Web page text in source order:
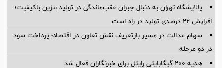
پالایشگاه تهران به دنبال جبران عقب‌ماندگی در تولید بنزین باکیفیت؛
افزایش ۲۲ درصدی تولید در راه است
سهام عدالت در مسیر بازتعریف نقش تعاون در اقتصاد؛ پرداخت سود
در دو مرحله
هدیه ۲۰۰ گیگابایتی رایتل برای خبرنگاران فعال شد